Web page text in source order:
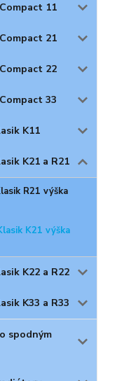
11
21
22
33
K11
K21 a R21
R21 výška
K21 výška
K22 a R22
K33 a R33
spodným